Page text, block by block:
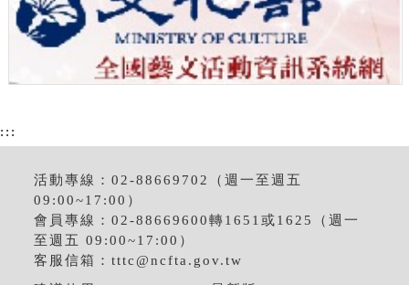
:::
活動專線：02-88669702（週一至週五
09:00~17:00）
會員專線：02-88669600轉1651或1625（週一
至週五 09:00~17:00）
客服信箱：tttc@ncfta.gov.tw